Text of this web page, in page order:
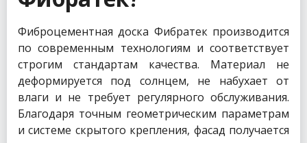
Фиброцементная доска Фибратек производится
по современным технологиям и соответствует
строгим стандартам качества. Материал не
деформируется под солнцем, не набухает от
влаги и не требует регулярного обслуживания.
Благодаря точным геометрическим параметрам
и системе скрытого крепления, фасад получается